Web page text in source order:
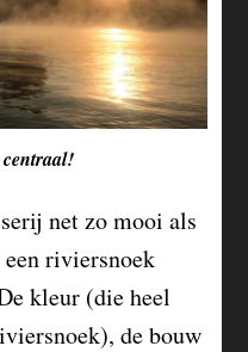
centraal!
net zo mooi als
riviersnoek
kleur (die heel
de bouw